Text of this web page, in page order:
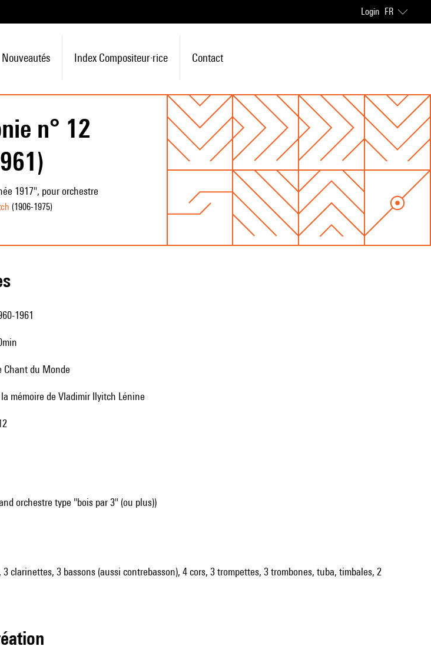
Login FR
Nouveautés Index Compositeur·rice Contact
n° 12
1917", pour orchestre
(1906-1975)
1961
Chant du Monde
à la mémoire de Vladimir Ilyitch Lénine
orchestre type "bois par 3" (ou plus))
clarinettes, 3 bassons (aussi contrebasson), 4 cors, 3 trompettes, 3 trombones, tuba, timbales, 2